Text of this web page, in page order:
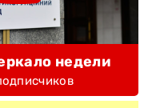
недели